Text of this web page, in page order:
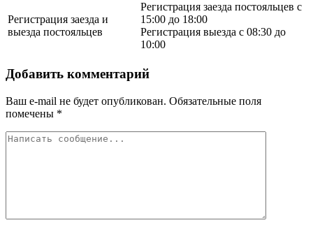
Регистрация заезда и
выезда постояльцев
Регистрация заезда постояльцев с
15:00 до 18:00
Регистрация выезда с 08:30 до
10:00
Добавить комментарий
Ваш e-mail не будет опубликован. Обязательные поля
помечены *